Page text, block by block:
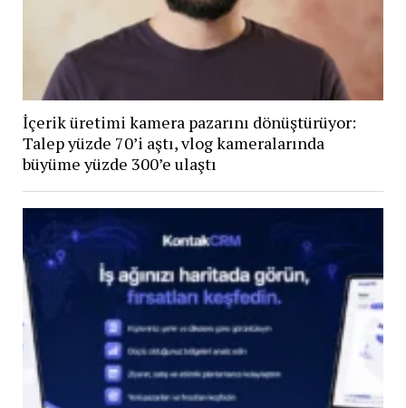
İçerik üretimi kamera pazarını dönüştürüyor:
Talep yüzde 70’i aştı, vlog kameralarında
büyüme yüzde 300’e ulaştı